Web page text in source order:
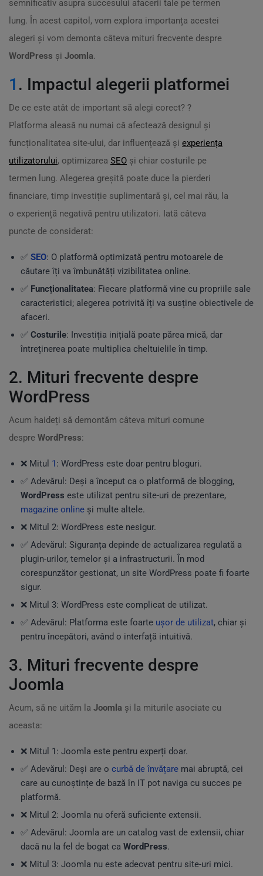
semnificativ asupra succesului afacerii tale pe termen
lung. În acest capitol, vom explora importanța acestei
alegeri și vom demonta câteva mituri frecvente despre
WordPress și Joomla.
1 . Impactul alegerii platformei
De ce este atât de important să alegi corect? ?
Platforma aleasă nu numai că afectează designul și
funcționalitatea site-ului, dar influențează și experiența
utilizatorului, optimizarea SEO și chiar costurile pe
termen lung. Alegerea greșită poate duce la pierderi
financiare, timp investiție suplimentară și, cel mai rău, la
o experiență negativă pentru utilizatori. Iată câteva
puncte de considerat:
✅ SEO: O platformă optimizată pentru motoarele de
căutare îți va îmbunătăți vizibilitatea online.
✅ Funcționalitatea: Fiecare platformă vine cu propriile sale
caracteristici; alegerea potrivită îți va susține obiectivele de
afaceri.
✅ Costurile: Investiția inițială poate părea mică, dar
întreținerea poate multiplica cheltuielile în timp.
2. Mituri frecvente despre
WordPress
Acum haideți să demontăm câteva mituri comune
despre WordPress:
❌ Mitul 1: WordPress este doar pentru bloguri.
✅ Adevărul: Deși a început ca o platformă de blogging,
WordPress este utilizat pentru site-uri de prezentare,
magazine online și multe altele.
❌ Mitul 2: WordPress este nesigur.
✅ Adevărul: Siguranța depinde de actualizarea regulată a
plugin-urilor, temelor și a infrastructurii. În mod
corespunzător gestionat, un site WordPress poate fi foarte
sigur.
❌ Mitul 3: WordPress este complicat de utilizat.
✅ Adevărul: Platforma este foarte ușor de utilizat, chiar și
pentru începători, având o interfață intuitivă.
3. Mituri frecvente despre
Joomla
Acum, să ne uităm la Joomla și la miturile asociate cu
aceasta:
❌ Mitul 1: Joomla este pentru experți doar.
✅ Adevărul: Deși are o curbă de învățare mai abruptă, cei
care au cunoștințe de bază în IT pot naviga cu succes pe
platformă.
❌ Mitul 2: Joomla nu oferă suficiente extensii.
✅ Adevărul: Joomla are un catalog vast de extensii, chiar
dacă nu la fel de bogat ca WordPress.
❌ Mitul 3: Joomla nu este adecvat pentru site-uri mici.